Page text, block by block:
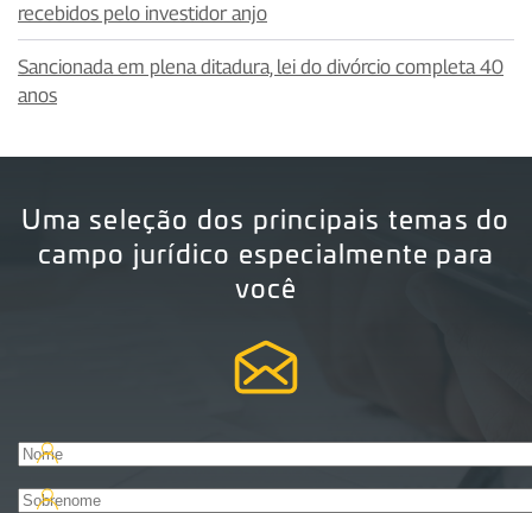
recebidos pelo investidor anjo
Sancionada em plena ditadura, lei do divórcio completa 40
anos
Uma seleção dos principais temas do
campo jurídico especialmente para
você